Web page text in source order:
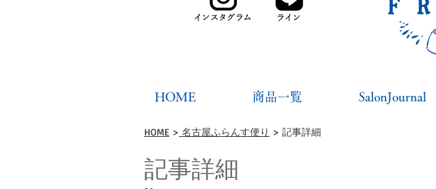
HOME 商品一覧 SalonJournal
HOME > 名古屋ふらんす便り > 記事詳細
記事詳細